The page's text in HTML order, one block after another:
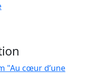
"Au cœur d’une